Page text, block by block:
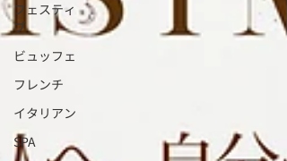
フェスティ
ブ
ビュッフェ
フレンチ
イタリアン
SPA